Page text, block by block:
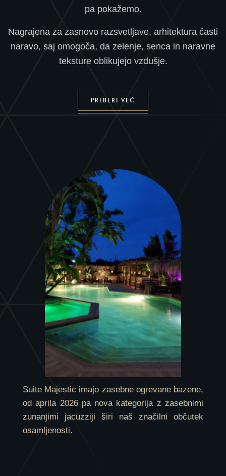
pa pokažemo.
Nagrajena za zasnovo razsvetljave, arhitektura časti
naravo, saj omogoča, da zelenje, senca in naravne
teksture oblikujejo vzdušje.
PREBERI VEČ
Suite Majestic imajo zasebne ogrevane bazene,
od aprila 2026 pa nova kategorija z zasebnimi
zunanjimi jacuzziji širi naš značilni občutek
osamljenosti.